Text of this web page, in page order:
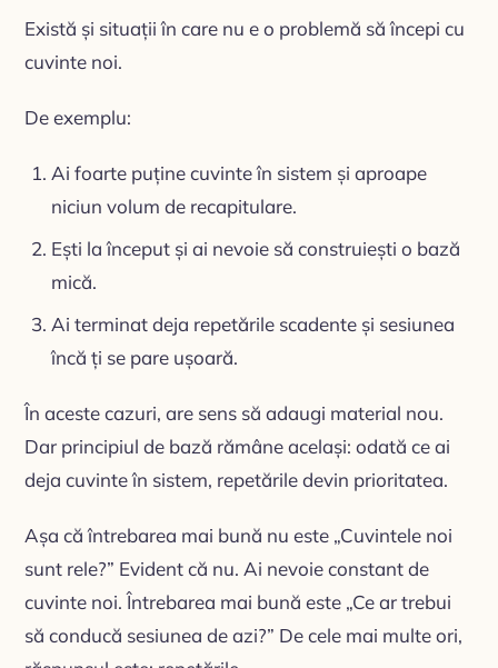
Există și situații în care nu e o problemă să începi cu
cuvinte noi.
De exemplu:
Ai foarte puține cuvinte în sistem și aproape
niciun volum de recapitulare.
Ești la început și ai nevoie să construiești o bază
mică.
Ai terminat deja repetările scadente și sesiunea
încă ți se pare ușoară.
În aceste cazuri, are sens să adaugi material nou.
Dar principiul de bază rămâne același: odată ce ai
deja cuvinte în sistem, repetările devin prioritatea.
Așa că întrebarea mai bună nu este „Cuvintele noi
sunt rele?” Evident că nu. Ai nevoie constant de
cuvinte noi. Întrebarea mai bună este „Ce ar trebui
să conducă sesiunea de azi?” De cele mai multe ori,